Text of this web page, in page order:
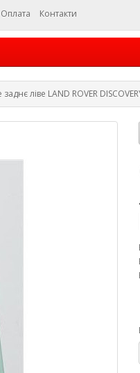
Оплата Контакти
ліве LAND ROVER